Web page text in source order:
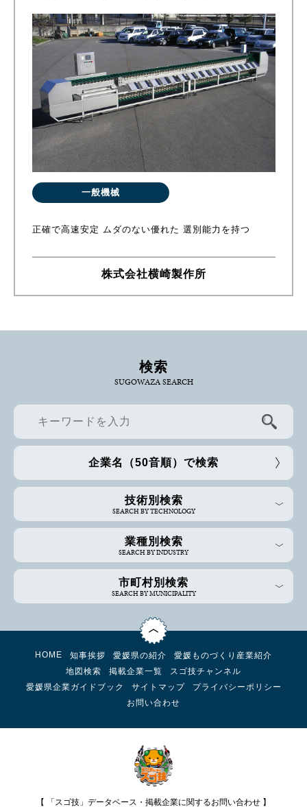
一般機械
正確で高速安定 ムダのない優れた 選別能力を持つ
株式会社横崎製作所
検索
SUGOWAZA SEARCH
企業名（50音順）で検索
技術別検索
SEARCH BY TECHNOLOGY
業種別検索
SEARCH BY INDUSTRY
市町村別検索
SEARCH BY MUNICIPALITY
HOME 知事挨拶 愛媛県の紹介
愛媛ものづくり産業紹介
地図検索
掲載企業一覧
スゴ技チャンネル
愛媛県企業ガイドブック
サイトマップ
プライバシーポリシー
お問い合わせ
【 「スゴ技」データベース・掲載企業に関するお問い合わせ 】